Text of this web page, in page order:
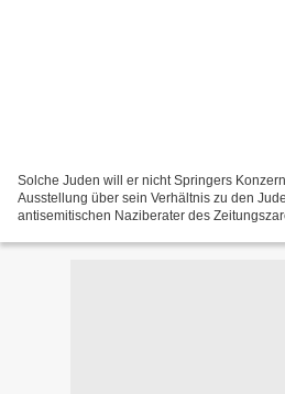
Solche Juden will er nicht Springers
Ausstellung über sein Verhältnis zu den
antisemitischen Naziberater des